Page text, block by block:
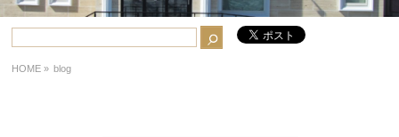
HOME » blog